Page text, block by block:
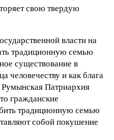
свою твердую
власти на
традиционную семью
существование в
человечеству и как блага
Патриархия
гражданские
традиционную семью
собой покушение